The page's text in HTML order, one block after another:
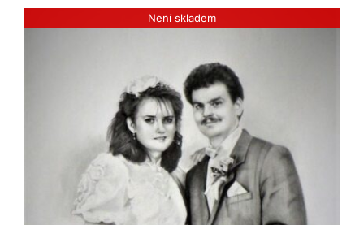
Není skladem